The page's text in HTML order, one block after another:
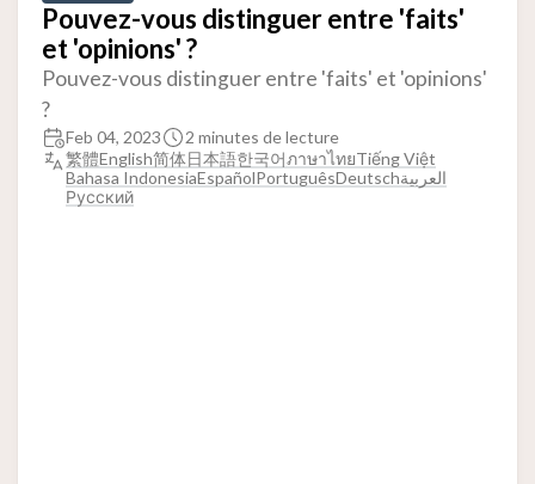
Pouvez-vous distinguer entre 'faits'
et 'opinions' ?
Pouvez-vous distinguer entre 'faits' et 'opinions'
?
Feb 04, 2023
2 minutes de lecture
繁體English简体日本語한국어ภาษาไทยTiếng Việt
Bahasa IndonesiaEspañolPortuguêsDeutschالعربية
Русский